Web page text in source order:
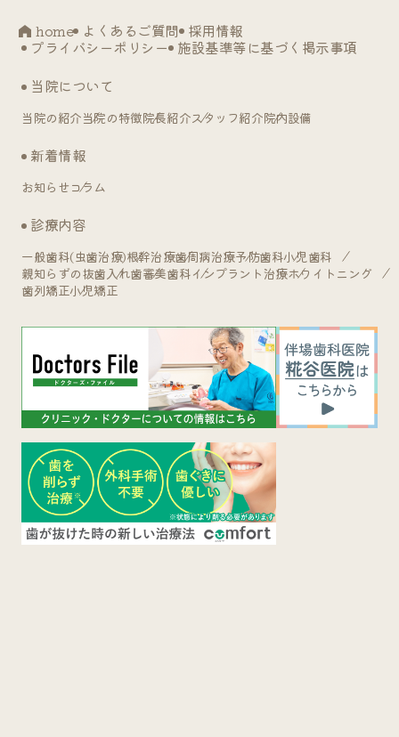
home よくあるご質問 採用情報
プライバシーポリシー 施設基準等に基づく掲示事項
当院について
当院の紹介当院の特徴院長紹介スタッフ紹介院内設備
新着情報
お知らせ コラム
診療内容
一般歯科(虫歯治療)根幹治療歯周病治療予防歯科小児歯科
親知らずの抜歯入れ歯審美歯科インプラント治療ホワイトニング
歯列矯正小児矯正